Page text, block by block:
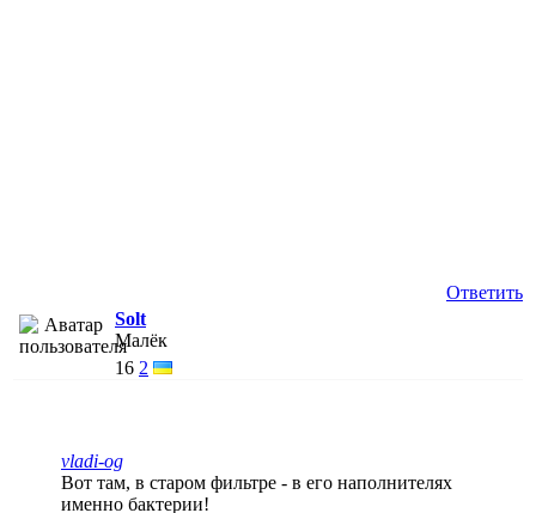
Ответить
Solt
Малёк
16 2
vladi-og
Вот там, в старом фильтре - в его наполнителях
именно бактерии!